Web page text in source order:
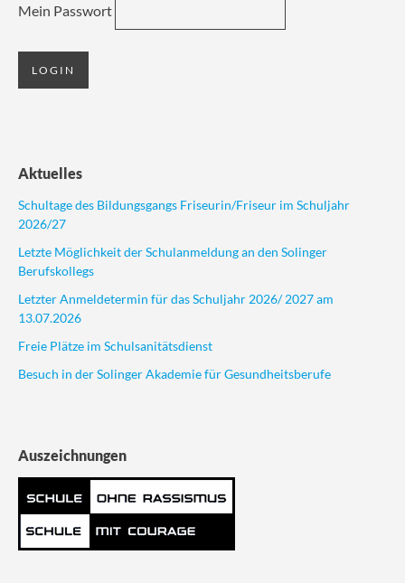
Mein Passwort
Aktuelles
Schultage des Bildungsgangs Friseurin/Friseur im Schuljahr
2026/27
Letzte Möglichkeit der Schulanmeldung an den Solinger
Berufskollegs
Letzter Anmeldetermin für das Schuljahr 2026/ 2027 am
13.07.2026
Freie Plätze im Schulsanitätsdienst
Besuch in der Solinger Akademie für Gesundheitsberufe
Auszeichnungen